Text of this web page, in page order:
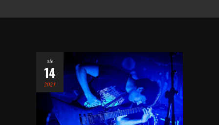
sie
14
2021